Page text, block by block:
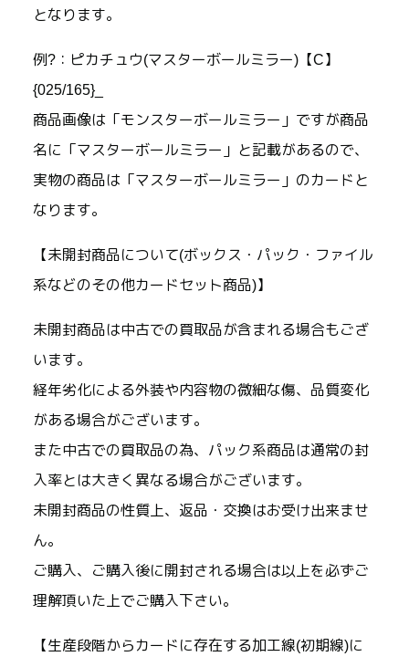
となります。
例?：ピカチュウ(マスターボールミラー)【C】
{025/165}_
商品画像は「モンスターボールミラー」ですが商品
名に「マスターボールミラー」と記載があるので、
実物の商品は「マスターボールミラー」のカードと
なります。
【未開封商品について(ボックス・パック・ファイル
系などのその他カードセット商品)】
未開封商品は中古での買取品が含まれる場合もござ
います。
経年劣化による外装や内容物の微細な傷、品質変化
がある場合がございます。
また中古での買取品の為、パック系商品は通常の封
入率とは大きく異なる場合がございます。
未開封商品の性質上、返品・交換はお受け出来ませ
ん。
ご購入、ご購入後に開封される場合は以上を必ずご
理解頂いた上でご購入下さい。
【生産段階からカードに存在する加工線(初期線)に